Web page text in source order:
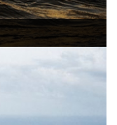
釣，獨特